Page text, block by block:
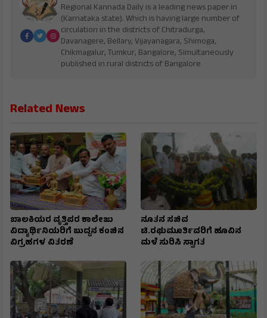
Regional Kannada Daily is a leading news paper in
(Karnataka state). Which is having large number of
circulation in the districts of Chitradurga,
Davanagere, Bellary, Vijayanagara, Shimoga,
Chikmagalur, Tumkur, Bangalore, Simultaneously
published in rural districts of Bangalore
Related News
ಬಾಲಕಿಯರ ವೃತ್ತಿಪರ ಕಾಲೇಜು
ವಿದ್ಯಾರ್ಥಿನಿಯರಿಗೆ ಬುದ್ದನ ಕಂಚಿನ
ವಿಗ್ರಹಗಳ ವಿತರಣೆ
ನೂತನ ಸಚಿವ
ಟಿ.ರಘುಮೂರ್ತಿವರಿಗೆ ಹೂವಿನ
ಮಳೆ ಸುರಿಸಿ ಸ್ವಾಗತ